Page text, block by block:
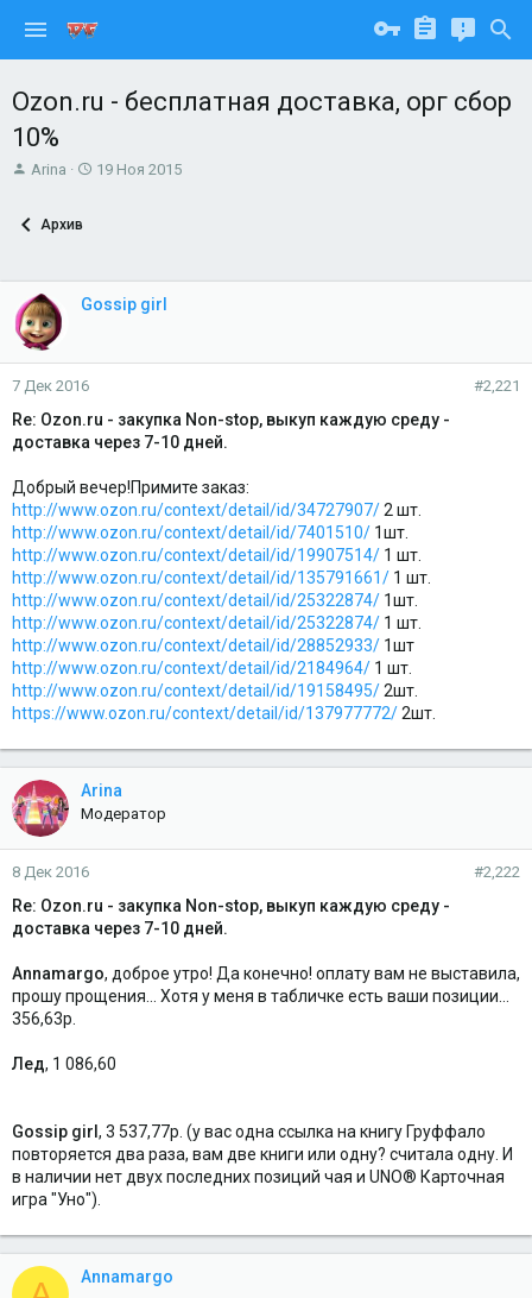
Ozon.ru - бесплатная доставка, орг сбор
10%
А
о
е
м
ы
Arina
Д
ч
а
19 Ноя 2015
Архив
Gossip girl
7 Дек 2016 #2,221
Re: Ozon.ru - закупка Non-stop, выкуп каждую среду -
доставка через 7-10 дней.
Добрый вечер!Примите заказ:
http://www.ozon.ru/context/detail/id/34727907/2 шт.
http://www.ozon.ru/context/detail/id/7401510/ 1шт.
http://www.ozon.ru/context/detail/id/19907514/ 1 шт.
http://www.ozon.ru/context/detail/id/135791661/ 1 шт.
http://www.ozon.ru/context/detail/id/25322874/ 1шт.
http://www.ozon.ru/context/detail/id/25322874/ 1 шт.
http://www.ozon.ru/context/detail/id/28852933/ 1шт
http://www.ozon.ru/context/detail/id/2184964/ 1 шт.
http://www.ozon.ru/context/detail/id/19158495/2шт.
https://www.ozon.ru/context/detail/id/137977772/2шт.
Arina
Модератор
8 Дек 2016 #2,222
Re: Ozon.ru - закупка Non-stop, выкуп каждую среду -
доставка через 7-10 дней.
Annamargo, доброе утро! Да конечно! оплату вам не выставила,
прошу прощения... Хотя у меня в табличке есть ваши позиции...
356,63р.
Лед, 1 086,60
Gossip girl , 3 537,77р. (у вас одна ссылка на книгу Груффало
повторяется два раза, вам две книги или одну? считала одну. И
в наличии нет двух последних позиций чая и UNO® Карточная
игра "Уно").
Annamargo